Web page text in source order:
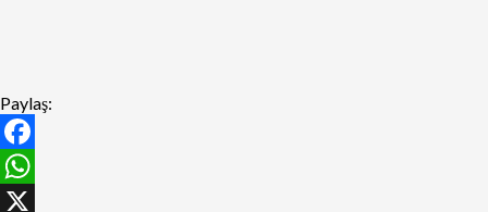
Paylaş:
Facebook
WhatsApp